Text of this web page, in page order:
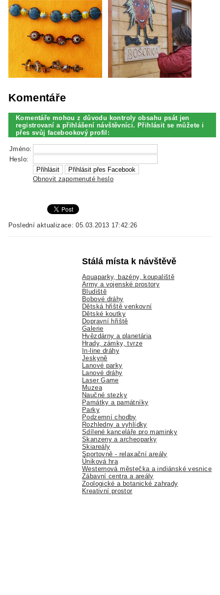
Komentáře
Komentáře mohou z důvodu kontroly obsahu psát jen
registrovaní a přihlášení návštěvníci. Přihlásit se můžete i
přes svůj facebookový profil:
Jméno:
Heslo:
Obnovit zapomenuté heslo
Poslední aktualizace: 05.03.2013 17:42:26
Stálá místa k návštěvě
Aquaparky, bazény, koupaliště
Army a vojenské prostory
Bludiště
Bobové dráhy
Dětská hřiště venkovní
Dětské koutky
Dopravní hřiště
Galerie
Hvězdárny a planetária
Hrady, zámky, tvrze
In-line dráhy
Jeskyně
Lanové parky
Lanové dráhy
Laser Game
Muzea
Naučné stezky
Památky a památníky
Parky
Podzemní chodby
Rozhledny a vyhlídky
Sdílené kanceláře pro maminky
Skanzeny a archeoparky
Skiareály
Sportovně - relaxační areály
Úniková hra
Westernová městečka a indiánské vesnice
Zábavní centra a areály
Zoologické a botanické zahrady
Kreativní prostor